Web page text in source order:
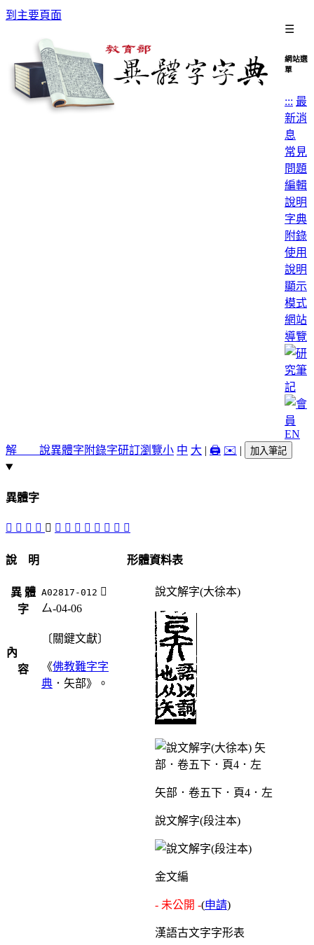
到主要頁面
☰
網站選
單
::: 最
新消
息
常見
問題
編輯
說明
字典
附錄
使用
說明
顯示
模式
網站
導覽
EN
解 說異體字 附錄字研訂瀏覽小 中 大 | 🖨️ ✉️ | 加入筆記
異體字
󳿃 𠤘 󳿄 󳾾 󳿅 󳿂 󳾿 󳿁 󳿀 󳿆 󰭖 𡗞 𢦕
說 明
異 體
字
A02817-012 󳿅
厶-04-06
內
容
〔關鍵文獻〕
《佛教難字字
典 ．矢部》。
形體資料表
說文解字(大徐本)
矢部．卷五下．頁4．左
說文解字(段注本)
金文編
- 未公開 -(申請)
漢語古文字字形表